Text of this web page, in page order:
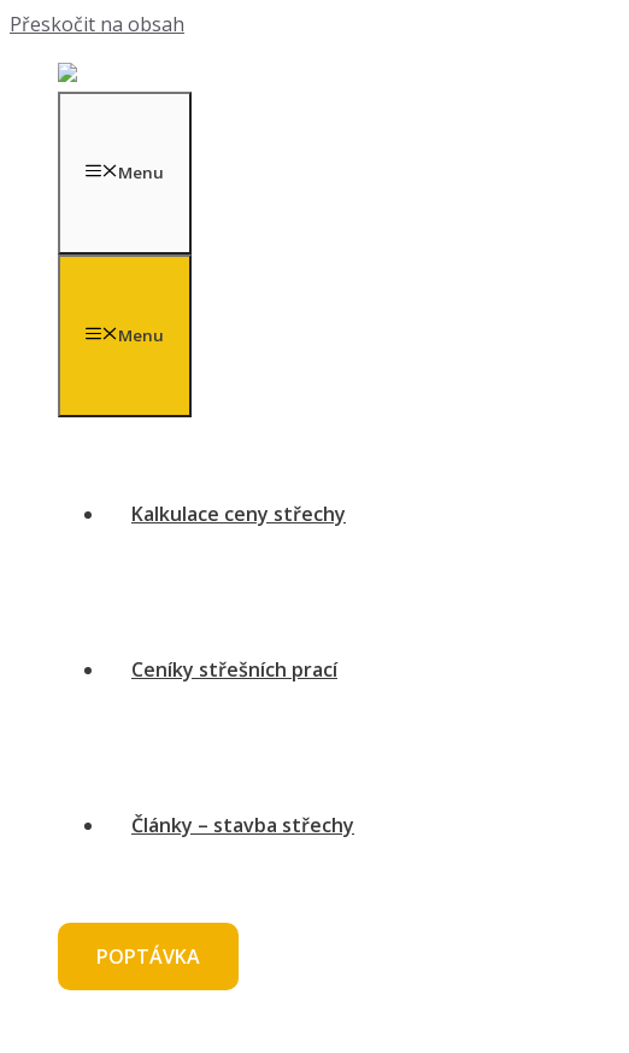
Přeskočit na obsah
Menu
Menu
Kalkulace ceny střechy
Ceníky střešních prací
Články – stavba střechy
POPTÁVKA